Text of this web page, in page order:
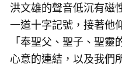
洪文雄的聲音低沉有磁
一道十字記號，接著他
「奉聖父、聖子、聖
心意的連結，以及我們